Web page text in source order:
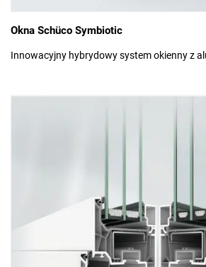
Okna Schüco Symbiotic
Innowacyjny hybrydowy system okienny z